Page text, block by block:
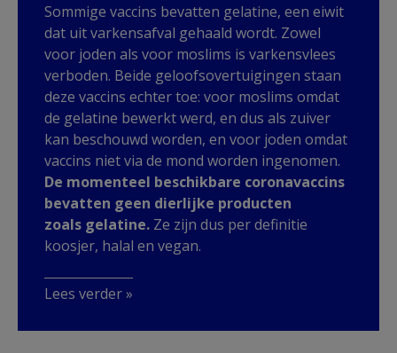
Sommige vaccins bevatten gelatine, een eiwit
dat uit varkensafval gehaald wordt. Zowel
voor joden als voor moslims is varkensvlees
verboden. Beide geloofsovertuigingen staan
deze vaccins echter toe: voor moslims omdat
de gelatine bewerkt werd, en dus als zuiver
kan beschouwd worden, en voor joden omdat
vaccins niet via de mond worden ingenomen.
De momenteel beschikbare coronavaccins
bevatten geen dierlijke producten
zoals gelatine. Ze zijn dus per definitie
koosjer, halal en vegan.
Lees verder »